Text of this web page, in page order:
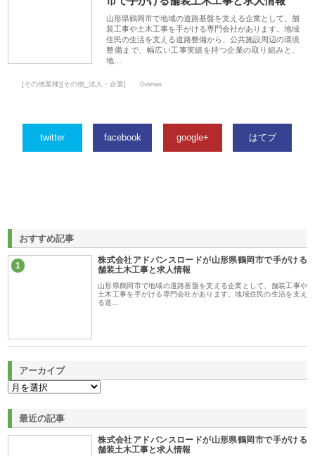
山形県鶴岡市で地域の道路基盤を支える企業として、舗
装工事や土木工事を手がける専門会社があります。地域
住民の生活を支える道路整備から、公共施設周辺の環境
整備まで、幅広い工事実績を持つ企業の取り組みと、
地…
[その他業種][その他_法人・企業] 0views
twitter facebook google+ はてブ
おすすめ記事
1
株式会社アドバンスロードが山形県鶴岡市で手がける
舗装土木工事と求人情報
山形県鶴岡市で地域の道路基盤を支える企業として、舗装工事や
土木工事を手がける専門会社があります。地域住民の生活を支え
る道…
アーカイブ
最近の記事
株式会社アドバンスロードが山形県鶴岡市で手がける
舗装土木工事と求人情報